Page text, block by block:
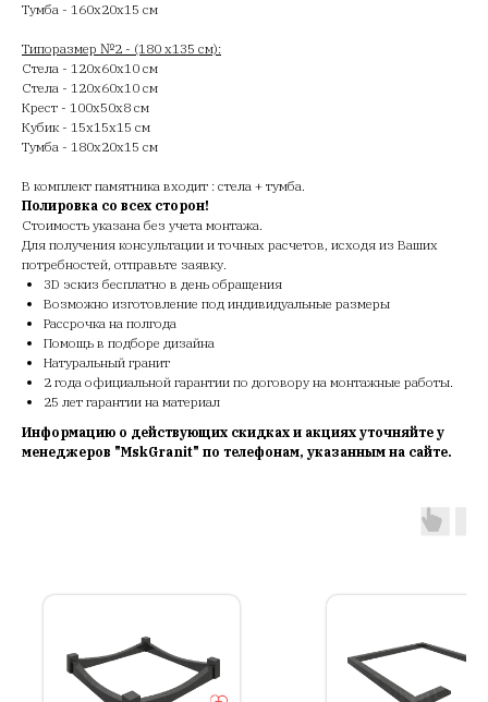
Тумба - 160х20х15 см
Типоразмер №2 - (180 х135 см):
Стела - 120х60х10 см
Стела - 120х60х10 см
Крест - 100х50х8 см
Кубик - 15х15х15 см
Тумба - 180х20х15 см
В комплект памятника входит : стела + тумба.
Полировка со всех сторон!
Стоимость указана без учета монтажа.
Для получения консультации и точных расчетов, исходя из Ваших
потребностей, отправьте заявку.
3D эскиз бесплатно в день обращения
Возможно изготовление под индивидуальные размеры
Рассрочка на полгода
Помощь в подборе дизайна
Натуральный гранит
2 года официальной гарантии по договору на монтажные работы.
25 лет гарантии на материал
Информацию о действующих скидках и акциях уточняйте у
менеджеров "MskGranit" по телефонам, указанным на сайте.